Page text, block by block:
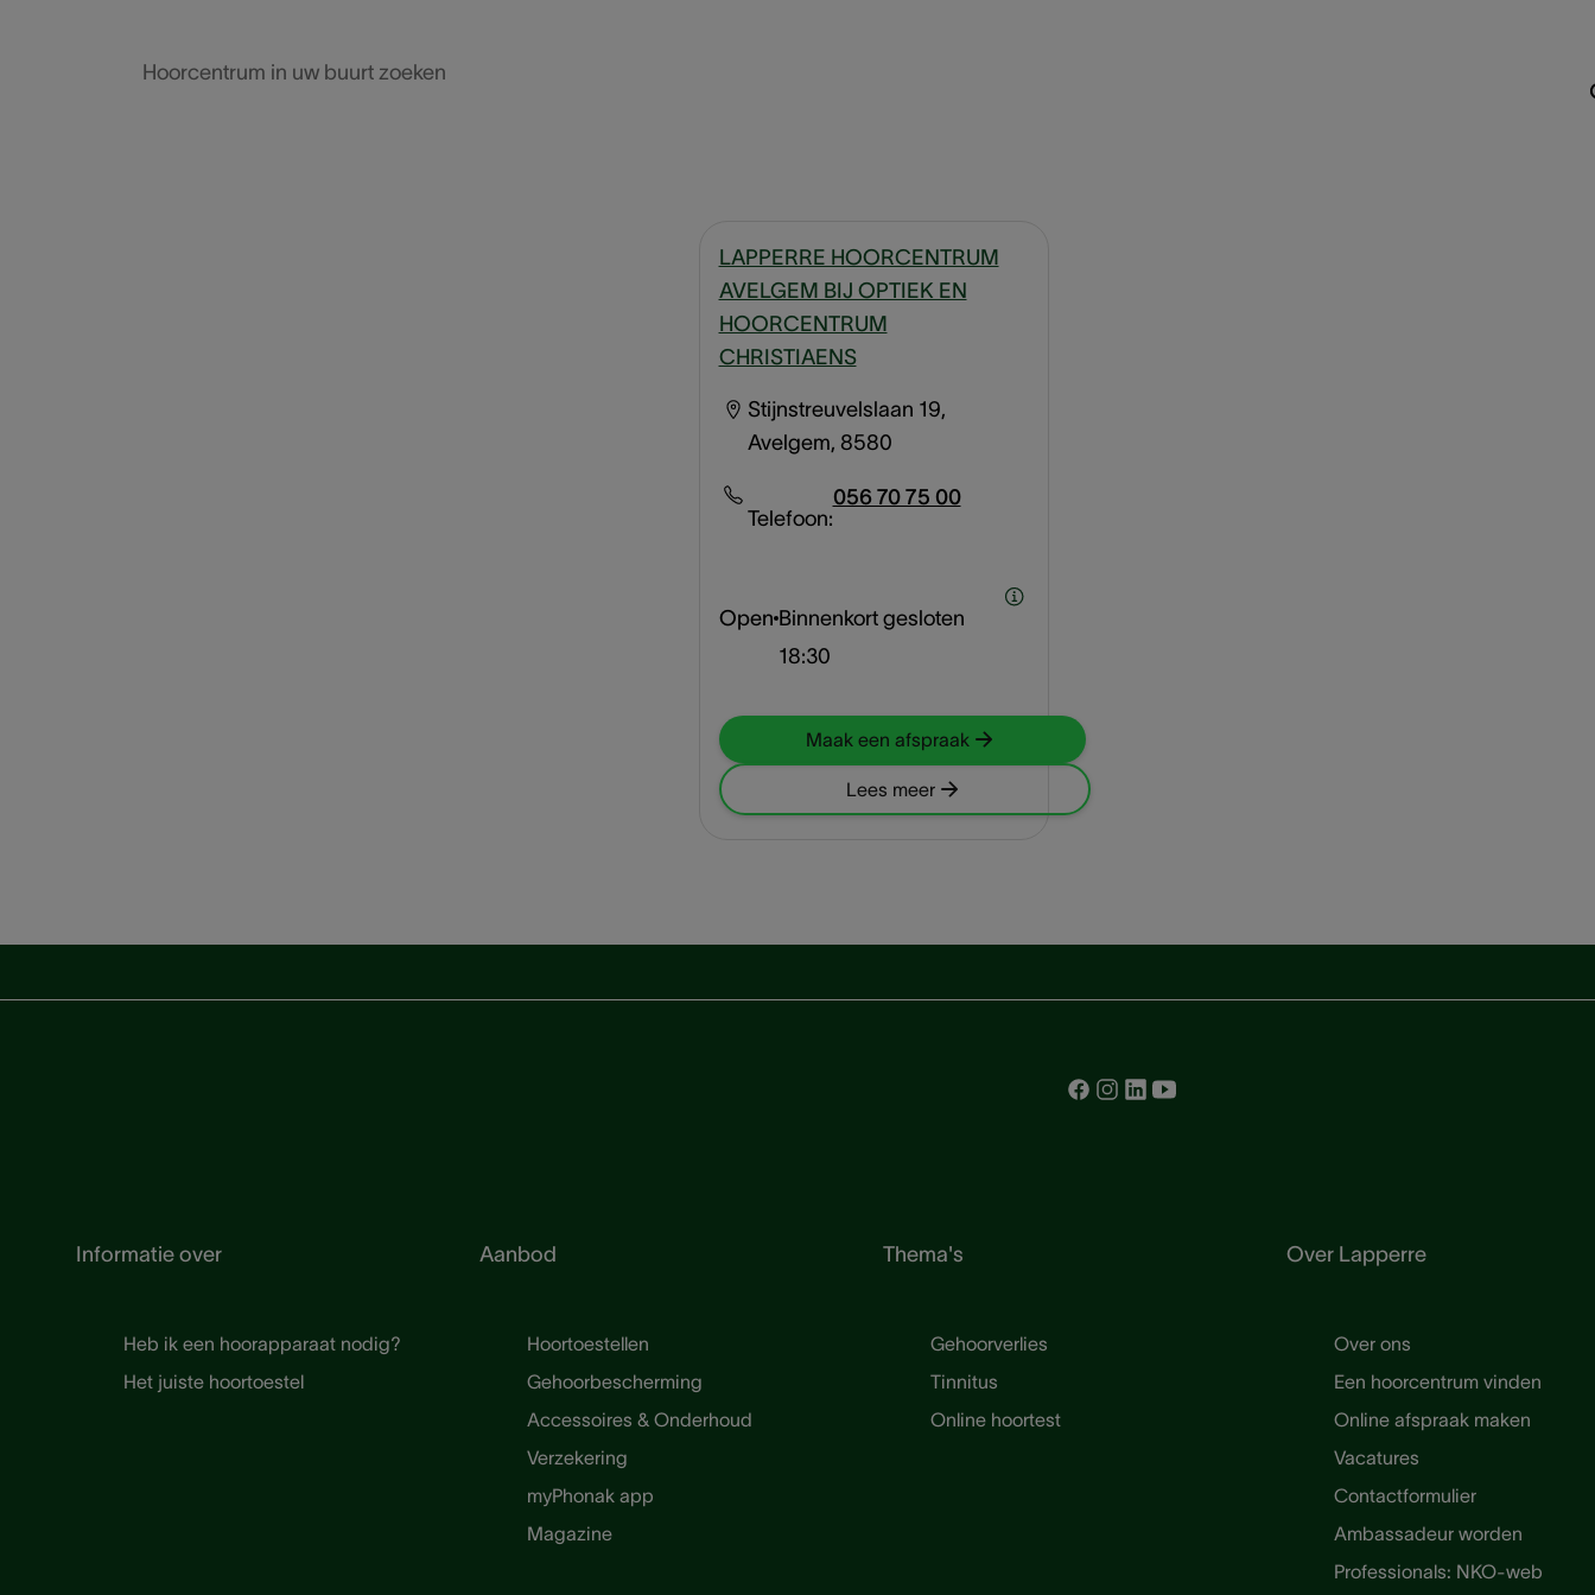
Hoorcentrum in uw buurt zoeken
LAPPERRE HOORCENTRUM
AVELGEM BIJ OPTIEK EN
HOORCENTRUM
CHRISTIAENS
Stijnstreuvelslaan 19,
Avelgem, 8580
Telefoon:
056 70 75 00
Open Binnenkort gesloten
18:30
Maak een afspraak
Lees meer
Informatie over
Heb ik een hoorapparaat nodig?
Het juiste hoortoestel
Aanbod
Hoortoestellen
Gehoorbescherming
Accessoires & Onderhoud
Verzekering
myPhonak app
Magazine
Thema's
Gehoorverlies
Tinnitus
Online hoortest
Over Lapperre
Over ons
Een hoorcentrum vinden
Online afspraak maken
Vacatures
Contactformulier
Ambassadeur worden
Professionals: NKO-web